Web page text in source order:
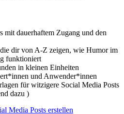
mit dauerhaftem Zugang und den
dir von A-Z zeigen, wie Humor im
funktioniert
in kleinen Einheiten
und Anwender*innen
für witzigere Social Media Posts
dazu )